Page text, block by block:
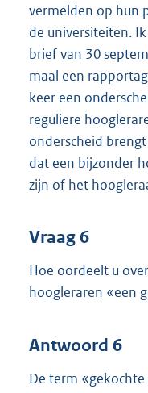
vermelden op hun
de universiteiten.
brief van 30
maal een
keer een
reguliere
onderscheid
dat een bijzonder
zijn of het
Vraag 6
Hoe oordeelt u
hoogleraren «een
Antwoord 6
De term «gekochte